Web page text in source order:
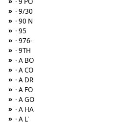
» · 9/30
» · 90 N
» · 95
» · 976-
» · 9TH
» · A BO
» · A CO
» · A DR
» · A FO
» · A GO
» · A HA
» · A L'